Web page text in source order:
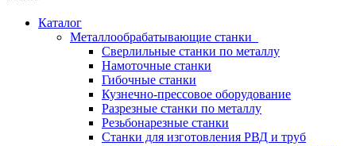
Каталог
Металлообрабатывающие станки
Сверлильные станки по металлу
Намоточные станки
Гибочные станки
Кузнечно-прессовое оборудование
Разрезные станки по металлу
Резьбонарезные станки
Станки для изготовления РВД и труб